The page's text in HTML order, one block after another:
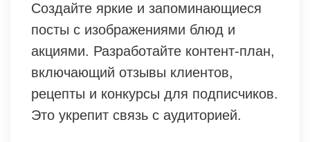
Создайте яркие и запоминающиеся
посты с изображениями блюд и
акциями. Разработайте контент-план,
включающий отзывы клиентов,
рецепты и конкурсы для подписчиков.
Это укрепит связь с аудиторией.